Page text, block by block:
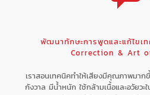
พัฒนาทักษะการพูดและแก้ไขเ
Correction & Art
เราสอนเทคนิคทำให้เสียงมีคุณภาพมา
กังวาล มีน้ำหนัก ใช้กล้ามเนื้อและอวัยว